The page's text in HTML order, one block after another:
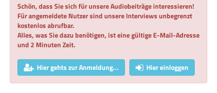
Schön, dass Sie sich für unsere Audiobeiträge interessieren!
Für angemeldete Nutzer sind unsere Interviews unbegrenzt
kostenlos abrufbar.
Alles, was Sie dazu benötigen, ist eine gültige E-Mail-Adresse
und 2 Minuten Zeit.
Hier gehts zur Anmeldung... Hier einloggen